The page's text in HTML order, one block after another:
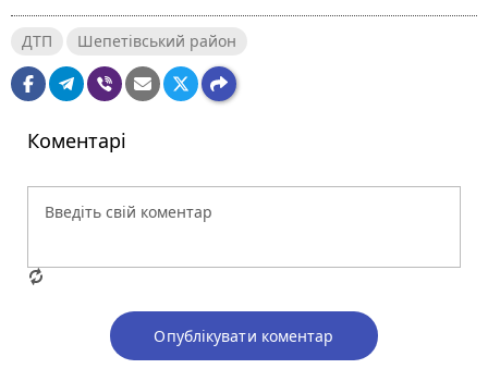
ДТП Шепетівський район
Коментарі
Опублікувати коментар